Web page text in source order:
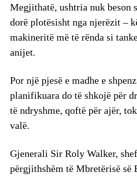
Megjithatë, ushtria nuk beson
dorë plotësisht nga njerëzit –
makineritë më të rënda si
anijet.
Por një pjesë e madhe e
planifikuara do të shkojë për
të ndryshme, qoftë për ajër,
valë.
Gjenerali Sir Roly Walker,
përgjithshëm të Mbretërisë së